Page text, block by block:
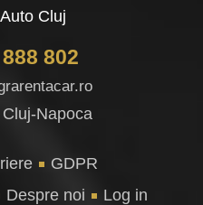
Cluj
802
Napoca
GDPR
Despre noi Log in